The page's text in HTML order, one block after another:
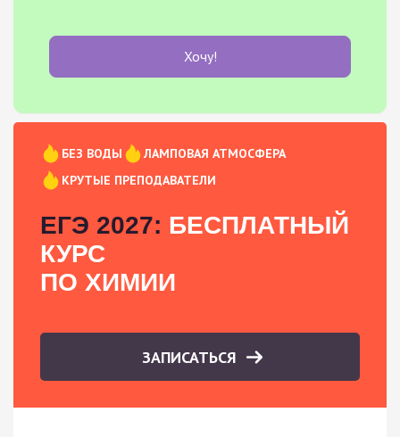
Хочу!
БЕЗ ВОДЫ
ЛАМПОВАЯ АТМОСФЕРА
КРУТЫЕ ПРЕПОДАВАТЕЛИ
ЕГЭ 2027: БЕСПЛАТНЫЙ
КУРС
ПО ХИМИИ
ЗАПИСАТЬСЯ